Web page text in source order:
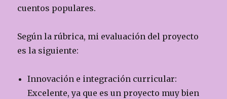
cuentos populares.
Según la rúbrica, mi evaluación del proyecto
es la siguiente:
Innovación e integración curricular:
Excelente, ya que es un proyecto muy bien